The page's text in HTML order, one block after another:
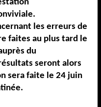
les erreurs de
faites au plus tard le
du
seront alors
sera faite le 24 juin